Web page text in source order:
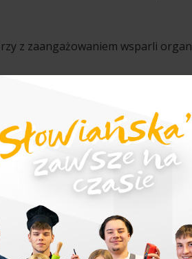
z zaangażowaniem wsparli
miasta, promując postawę
pasji! Jesteście cudowni.